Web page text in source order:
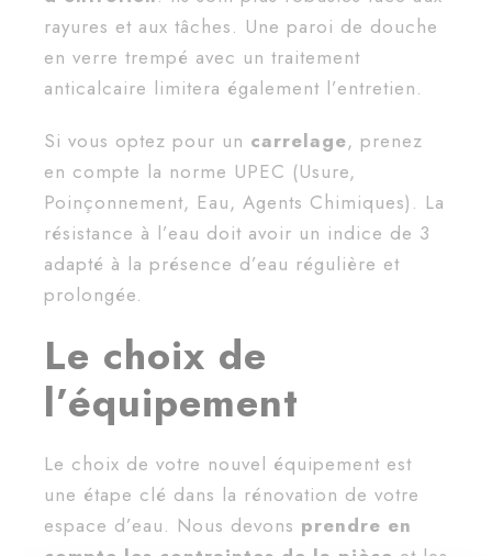
rayures et aux tâches. Une paroi de douche
en verre trempé avec un traitement
anticalcaire limitera également l’entretien.
Si vous optez pour un carrelage, prenez
en compte la norme UPEC (Usure,
Poinçonnement, Eau, Agents Chimiques). La
résistance à l’eau doit avoir un indice de 3
adapté à la présence d’eau régulière et
prolongée.
Le choix de
l’équipement
Le choix de votre nouvel équipement est
une étape clé dans la rénovation de votre
espace d’eau. Nous devons prendre en